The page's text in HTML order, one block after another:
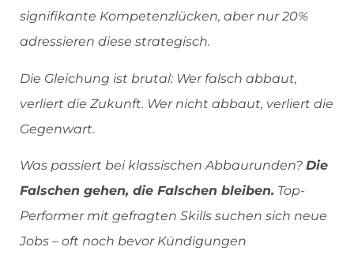
signifikante Kompetenzlücken, aber nur 20%
adressieren diese strategisch.
Die Gleichung ist brutal: Wer falsch abbaut,
verliert die Zukunft. Wer nicht abbaut, verliert die
Gegenwart.
Was passiert bei klassischen Abbaurunden? Die
Falschen gehen, die Falschen bleiben. Top-
Performer mit gefragten Skills suchen sich neue
Jobs – oft noch bevor Kündigungen